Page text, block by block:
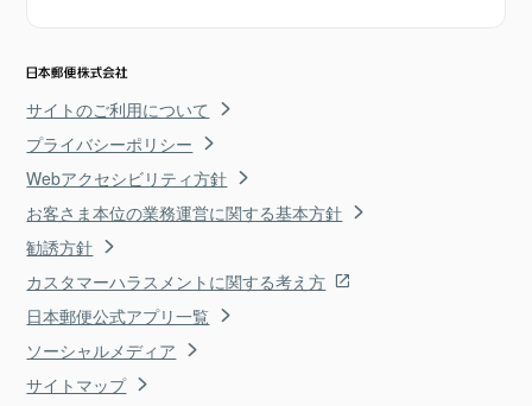
サイトのご利用について
プライバシーポリシー
Webアクセシビリティ方針
お客さま本位の業務運営に関する基本方針
勧誘方針
カスタマーハラスメントに関する考え方
日本郵便公式アプリ一覧
ソーシャルメディア
サイトマップ